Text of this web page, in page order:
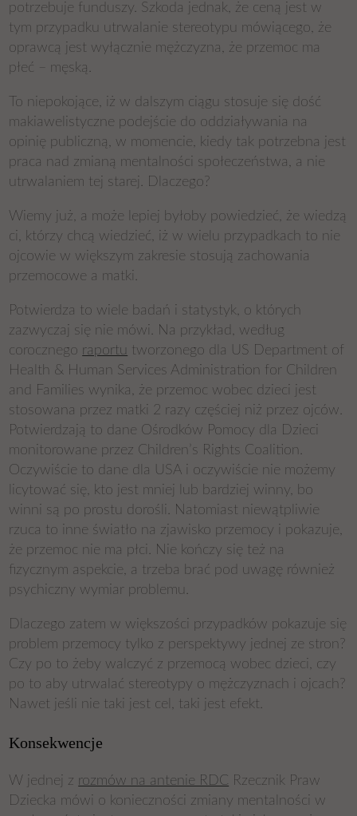
potrzebuje funduszy. Szkoda jednak, że ceną jest w
tym przypadku utrwalanie stereotypu mówiącego, że
oprawcą jest wyłącznie mężczyzna, że przemoc ma
płeć – męską.
To niepokojące, iż w dalszym ciągu stosuje się dość
makiawelistyczne podejście do oddziaływania na
opinię publiczną, w momencie, kiedy tak potrzebna jest
praca nad zmianą mentalności społeczeństwa, a nie
utrwalaniem tej starej. Dlaczego?
Wiemy już, a może lepiej byłoby powiedzieć, że wiedzą
ci, którzy chcą wiedzieć, iż w wielu przypadkach to nie
ojcowie w większym zakresie stosują zachowania
przemocowe a matki.
Potwierdza to wiele badań i statystyk, o których
zazwyczaj się nie mówi. Na przykład, według
corocznego raportu tworzonego dla US Department of
Health & Human Services Administration for Children
and Families wynika, że przemoc wobec dzieci jest
stosowana przez matki 2 razy częściej niż przez ojców.
Potwierdzają to dane Ośrodków Pomocy dla Dzieci
monitorowane przez Children’s Rights Coalition.
Oczywiście to dane dla USA i oczywiście nie możemy
licytować się, kto jest mniej lub bardziej winny, bo
winni są po prostu dorośli. Natomiast niewątpliwie
rzuca to inne światło na zjawisko przemocy i pokazuje,
że przemoc nie ma płci. Nie kończy się też na
fizycznym aspekcie, a trzeba brać pod uwagę również
psychiczny wymiar problemu.
Dlaczego zatem w większości przypadków pokazuje się
problem przemocy tylko z perspektywy jednej ze stron?
Czy po to żeby walczyć z przemocą wobec dzieci, czy
po to aby utrwalać stereotypy o mężczyznach i ojcach?
Nawet jeśli nie taki jest cel, taki jest efekt.
Konsekwencje
W jednej z rozmów na antenie RDC Rzecznik Praw
Dziecka mówi o konieczności zmiany mentalności w